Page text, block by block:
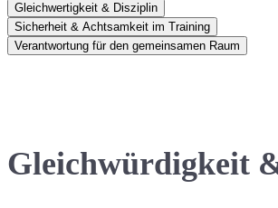
Gleichwertigkeit & Disziplin
Sicherheit & Achtsamkeit im Training
Verantwortung für den gemeinsamen Raum
Gleichwürdigkeit